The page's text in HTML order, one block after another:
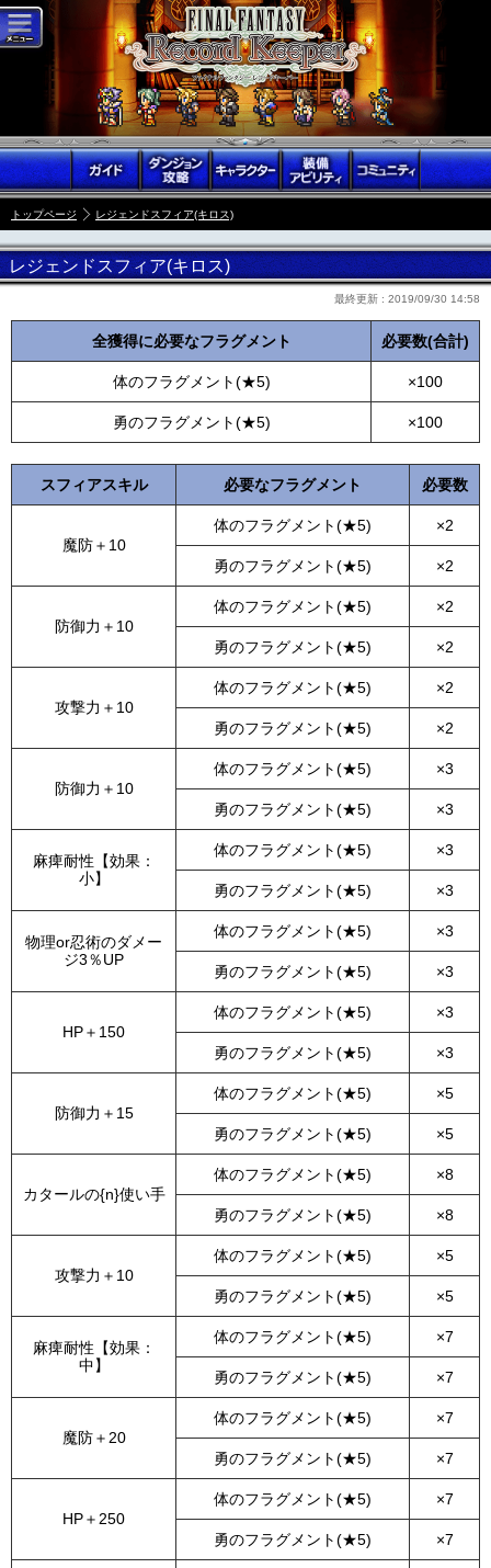
トップページ レジェンドスフィア(キロス)
レジェンドスフィア(キロス)
最終更新 : 2019/09/30 14:58
全獲得に必要なフラグメント 必要数(合計)
体のフラグメント(★5) ×100
勇のフラグメント(★5) ×100
スフィアスキル 必要なフラグメント 必要数
魔防＋10
体のフラグメント(★5) ×2
勇のフラグメント(★5) ×2
防御力＋10
体のフラグメント(★5) ×2
勇のフラグメント(★5) ×2
攻撃力＋10
体のフラグメント(★5) ×2
勇のフラグメント(★5) ×2
防御力＋10
体のフラグメント(★5) ×3
勇のフラグメント(★5) ×3
麻痺耐性【効果：
小】
体のフラグメント(★5) ×3
勇のフラグメント(★5) ×3
物理or忍術のダメー
ジ3％UP
体のフラグメント(★5) ×3
勇のフラグメント(★5) ×3
HP＋150
体のフラグメント(★5) ×3
勇のフラグメント(★5) ×3
防御力＋15
体のフラグメント(★5) ×5
勇のフラグメント(★5) ×5
カタールの{n}使い手
体のフラグメント(★5) ×8
勇のフラグメント(★5) ×8
攻撃力＋10
体のフラグメント(★5) ×5
勇のフラグメント(★5) ×5
麻痺耐性【効果：
中】
体のフラグメント(★5) ×7
勇のフラグメント(★5) ×7
魔防＋20
体のフラグメント(★5) ×7
勇のフラグメント(★5) ×7
HP＋250
体のフラグメント(★5) ×7
勇のフラグメント(★5) ×7